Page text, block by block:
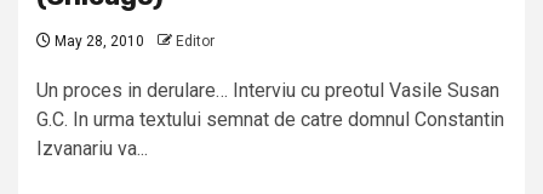
May 28, 2010 Editor
Un proces in derulare… Interviu cu preotul Vasile Susan
G.C. In urma textului semnat de catre domnul Constantin
Izvanariu va...